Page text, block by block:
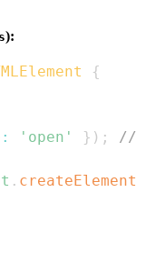
):
{
: 'open' } ) ; //
. createElement